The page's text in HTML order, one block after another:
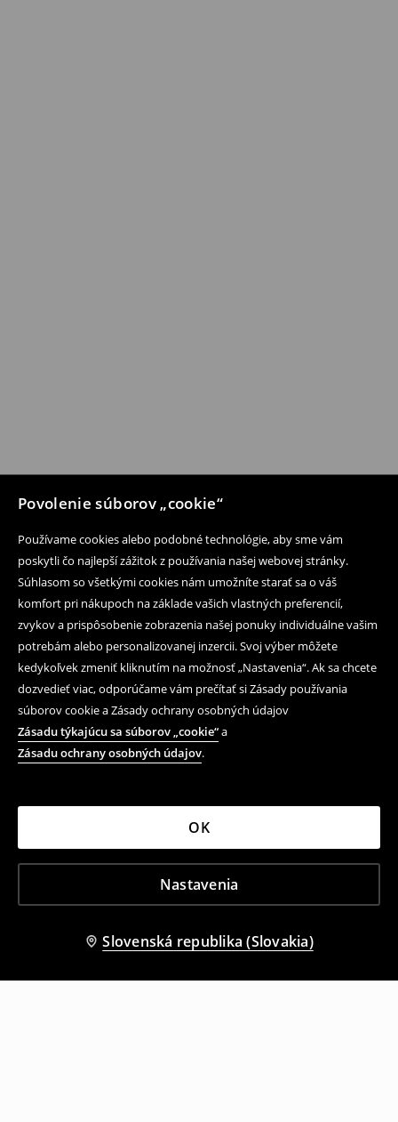
Povolenie súborov „cookie“
Používame cookies alebo podobné technológie, aby sme vám
poskytli čo najlepší zážitok z používania našej webovej stránky.
Súhlasom so všetkými cookies nám umožníte starať sa o váš
komfort pri nákupoch na základe vašich vlastných preferencií,
zvykov a prispôsobenie zobrazenia našej ponuky individuálne vašim
potrebám alebo personalizovanej inzercii. Svoj výber môžete
kedykoľvek zmeniť kliknutím na možnosť „Nastavenia“. Ak sa chcete
dozvedieť viac, odporúčame vám prečítať si Zásady používania
súborov cookie a Zásady ochrany osobných údajov
Zásadu týkajúcu sa súborov „cookie“a
Zásadu ochrany osobných údajov.
Nastavenia
OK
Slovenská republika (Slovakia)